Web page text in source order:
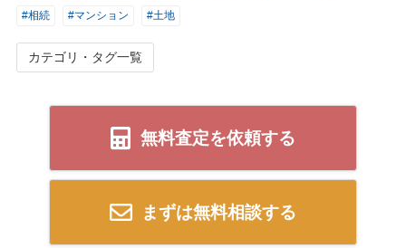
#相続 #マンション #土地
カテゴリ・タグ一覧
無料査定を依頼する
まずは無料相談する